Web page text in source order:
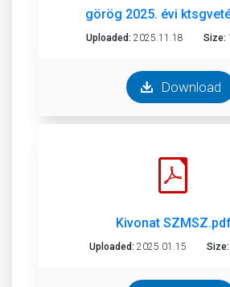
görög 2025. évi
Uploaded: 2025.11.18 Size:
Download
Kivonat SZMSZ.pdf
Uploaded: 2025.01.15 Size: